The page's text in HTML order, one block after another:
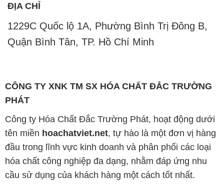
ĐỊA CHỈ
1229C Quốc lộ 1A, Phường Bình Trị Đông B,
Quận Bình Tân, TP. Hồ Chí Minh
CÔNG TY XNK TM SX HÓA CHẤT ĐẮC TRƯỜNG
PHÁT
Công ty Hóa Chất Đắc Trường Phát, hoạt động dưới
tên miền hoachatviet.net, tự hào là một đơn vị hàng
đầu trong lĩnh vực kinh doanh và phân phối các loại
hóa chất công nghiệp đa dạng, nhằm đáp ứng nhu
cầu sử dụng của khách hàng một cách tốt nhất.